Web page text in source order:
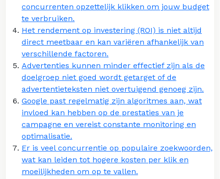
concurrenten opzettelijk klikken om jouw budget
te verbruiken.
Het rendement op investering (ROI) is niet altijd
direct meetbaar en kan variëren afhankelijk van
verschillende factoren.
Advertenties kunnen minder effectief zijn als de
doelgroep niet goed wordt getarget of de
advertentieteksten niet overtuigend genoeg zijn.
Google past regelmatig zijn algoritmes aan, wat
invloed kan hebben op de prestaties van je
campagne en vereist constante monitoring en
optimalisatie.
Er is veel concurrentie op populaire zoekwoorden,
wat kan leiden tot hogere kosten per klik en
moeilijkheden om op te vallen.